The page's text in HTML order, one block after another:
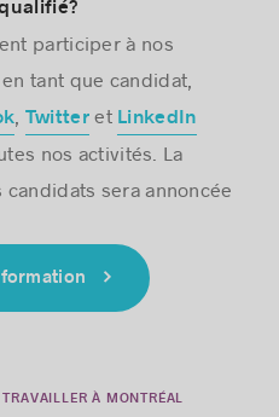
participer à nos
tant que candidat,
Twitteret LinkedIn
nos activités. La
sera annoncée
TRAVAILLER À MONTRÉAL